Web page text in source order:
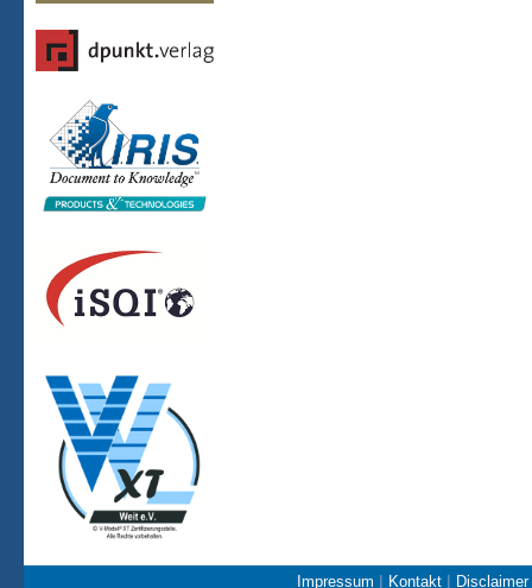
Impressum | Kontakt | Disclaimer